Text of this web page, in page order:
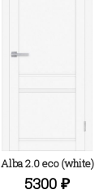
Alba 2.0 eco (white)
5300₽